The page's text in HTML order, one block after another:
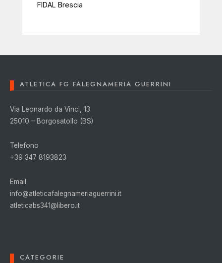
FIDAL Brescia
ATLETICA FG FALEGNAMERIA GUERRINI
Via Leonardo da Vinci, 13
25010 – Borgosatollo (BS)
Telefono
+39 347 8193823
Email
info@atleticafalegnameriaguerrini.it
atleticabs341@libero.it
CATEGORIE